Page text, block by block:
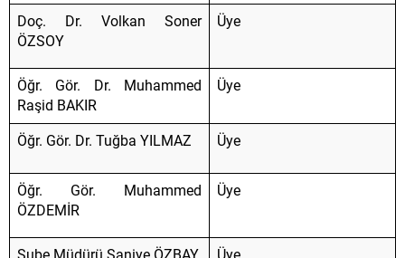
Doç. Dr. Volkan Soner
ÖZSOY
Üye
Öğr. Gör. Dr. Muhammed
Raşid BAKIR
Üye
Öğr. Gör. Dr. Tuğba YILMAZ Üye
Öğr. Gör. Muhammed
ÖZDEMİR
Üye